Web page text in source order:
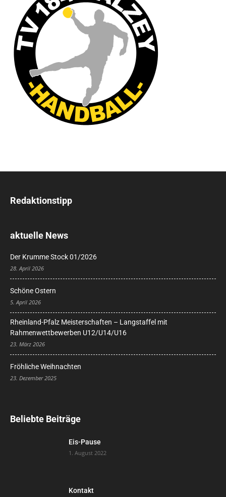
Redaktionstipp
aktuelle News
Der Krumme Stock 01/2026
28. April 2026
Schöne Ostern
5. April 2026
Rheinland-Pfalz Meisterschaften – Langstaffel mit
Rahmenwettbewerben U12/U14/U16
23. März 2026
Fröhliche Weihnachten
23. Dezember 2025
Beliebte Beiträge
Eis-Pause
1. August 2022
Kontakt